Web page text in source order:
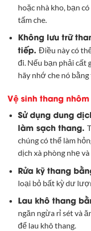
hoặc nhà kho, bạn
tấm che.
Không lưu trữ
tiếp. Điều này có
đi. Nếu bạn phải cất
hãy nhớ che nó
Vệ sinh thang nhôm
Sử dụng dung
làm sạch thang.
chúng có thể làm
dịch xà phòng nhẹ
Rửa kỹ thang
loại bỏ bất kỳ dư
Lau khô thang
ngăn ngừa rỉ sét và
để lau khô thang.